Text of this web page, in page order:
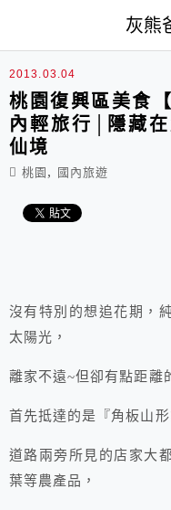
灰熊
2013.03.04
桃園復興區美食
內輕旅行│隱藏
仙境
桃園 , 國內旅遊
沒有特別的想追花期，
太陽光，
離家不遠~但卻有點距離
首先抵達的是『角板山
道路兩旁所見的店家大
葉等農產品，